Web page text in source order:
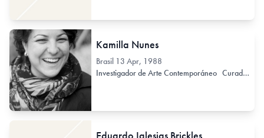
Kamilla Nunes
Brasil 13 Apr, 1988
Investigador de Arte Contemporáneo Curador / Comisario (de Arte Contemporáneo)
Eduardo Iglesias Brickles